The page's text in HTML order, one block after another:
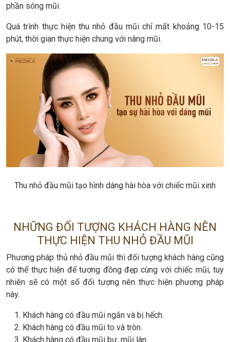
phần sóng mũi.
Quá trình thực hiện thu nhỏ đầu mũi chỉ mất khoảng 10-15
phút, thời gian thực hiện chung với nâng mũi.
Thu nhỏ đầu mũi tạo hình dáng hài hòa với chiếc mũi xinh
NHỮNG ĐỐI TƯỢNG KHÁCH HÀNG NÊN
THỰC HIỆN THU NHỎ ĐẦU MŨI
Phương pháp thủ nhỏ đầu mũi thì đối tượng khách hàng cũng
có thể thực hiện để tương đồng đẹp cùng với chiếc mũi, tuy
nhiên sẽ có một số đối tượng nên thực hiện phương pháp
này.
Khách hàng có đầu mũi ngắn và bị hếch.
Khách hàng có đầu mũi to và tròn.
Khách hàng có đầu mũi bự, mũi lân.